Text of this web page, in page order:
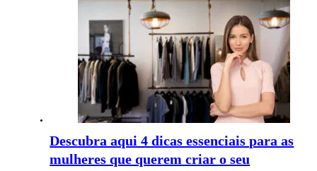
Descubra aqui 4 dicas essenciais para as
mulheres que querem criar o seu